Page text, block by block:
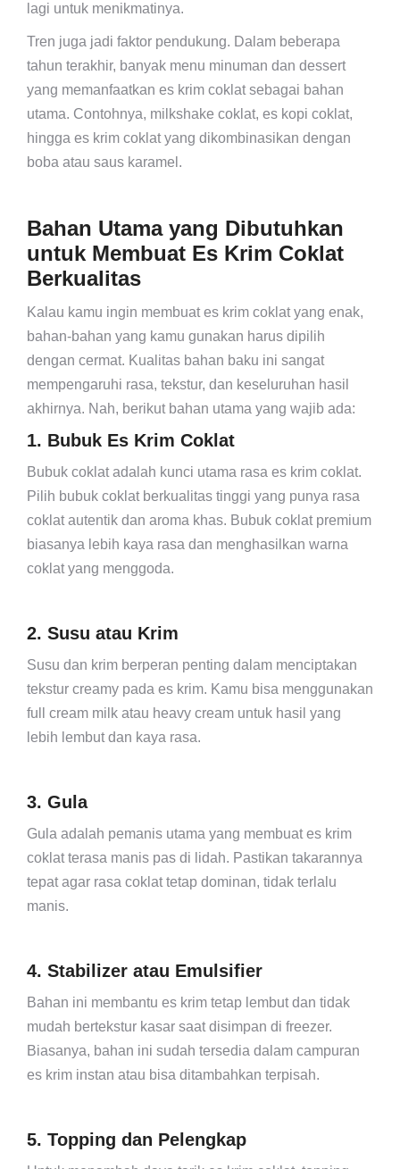
lagi untuk menikmatinya.
Tren juga jadi faktor pendukung. Dalam beberapa
tahun terakhir, banyak menu minuman dan dessert
yang memanfaatkan es krim coklat sebagai bahan
utama. Contohnya, milkshake coklat, es kopi coklat,
hingga es krim coklat yang dikombinasikan dengan
boba atau saus karamel.
Bahan Utama yang Dibutuhkan
untuk Membuat Es Krim Coklat
Berkualitas
Kalau kamu ingin membuat es krim coklat yang enak,
bahan-bahan yang kamu gunakan harus dipilih
dengan cermat. Kualitas bahan baku ini sangat
mempengaruhi rasa, tekstur, dan keseluruhan hasil
akhirnya. Nah, berikut bahan utama yang wajib ada:
1. Bubuk Es Krim Coklat
Bubuk coklat adalah kunci utama rasa es krim coklat.
Pilih bubuk coklat berkualitas tinggi yang punya rasa
coklat autentik dan aroma khas. Bubuk coklat premium
biasanya lebih kaya rasa dan menghasilkan warna
coklat yang menggoda.
2. Susu atau Krim
Susu dan krim berperan penting dalam menciptakan
tekstur creamy pada es krim. Kamu bisa menggunakan
full cream milk atau heavy cream untuk hasil yang
lebih lembut dan kaya rasa.
3. Gula
Gula adalah pemanis utama yang membuat es krim
coklat terasa manis pas di lidah. Pastikan takarannya
tepat agar rasa coklat tetap dominan, tidak terlalu
manis.
4. Stabilizer atau Emulsifier
Bahan ini membantu es krim tetap lembut dan tidak
mudah bertekstur kasar saat disimpan di freezer.
Biasanya, bahan ini sudah tersedia dalam campuran
es krim instan atau bisa ditambahkan terpisah.
5. Topping dan Pelengkap